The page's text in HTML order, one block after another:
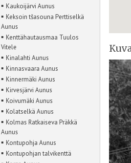
▪ Kaukoijärvi Aunus
▪ Keksoin tšasouna Perttiselkä
Aunus
▪ Kenttähautausmaa Tuulos
Vitele
▪ Kinalahti Aunus
▪ Kinnasvaara Aunus
▪ Kinnermäki Aunus
▪ Kirvesjärvi Aunus
▪ Koivumäki Aunus
▪ Kolatselkä Aunus
▪ Kolmas Ratkaiseva Präkkä
Aunus
▪ Kontupohja Aunus
▪ Kontupohjan talvikenttä